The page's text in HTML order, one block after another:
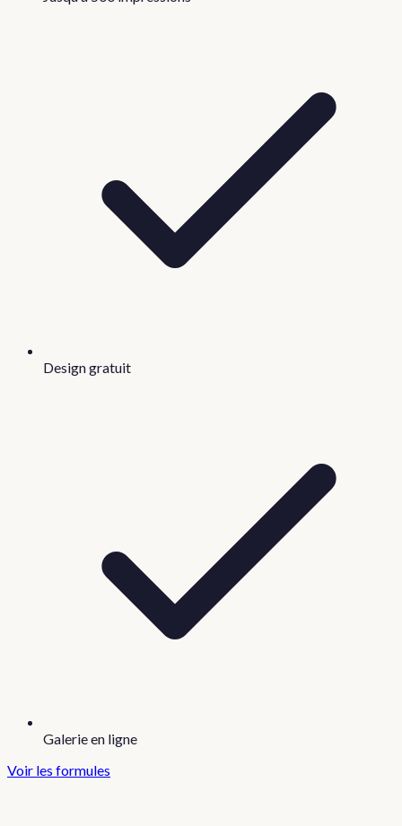
Design gratuit
Galerie en ligne
Voir les formules